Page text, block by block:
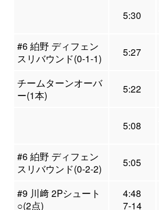
5:30
#6 絈野 ディフェン
スリバウンド(0-1-1)
5:27
チームターンオーバ
ー(1本)
5:22
5:08
#6 絈野 ディフェン
スリバウンド(0-2-2)
5:05
#9 川﨑 2Pシュート
○(2点)
4:48
7-14